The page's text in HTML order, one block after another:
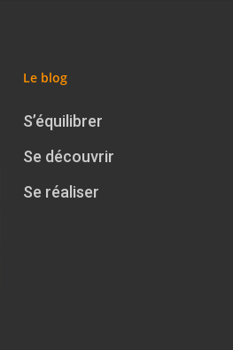
Le blog
S’équilibrer
Se découvrir
Se réaliser